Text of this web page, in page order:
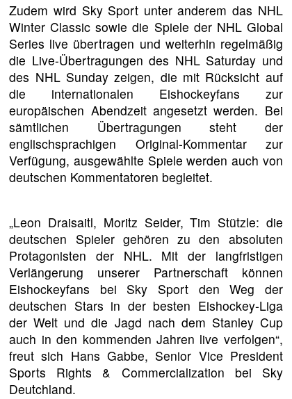
Zudem wird Sky Sport unter anderem das NHL
Winter Classic sowie die Spiele der NHL Global
Series live übertragen und weiterhin regelmäßig
die Live-Übertragungen des NHL Saturday und
des NHL Sunday zeigen, die mit Rücksicht auf
die internationalen Eishockeyfans zur
europäischen Abendzeit angesetzt werden. Bei
sämtlichen Übertragungen steht der
englischsprachigen Original-Kommentar zur
Verfügung, ausgewählte Spiele werden auch von
deutschen Kommentatoren begleitet.
„Leon Draisaitl, Moritz Seider, Tim Stützle: die
deutschen Spieler gehören zu den absoluten
Protagonisten der NHL. Mit der langfristigen
Verlängerung unserer Partnerschaft können
Eishockeyfans bei Sky Sport den Weg der
deutschen Stars in der besten Eishockey-Liga
der Welt und die Jagd nach dem Stanley Cup
auch in den kommenden Jahren live verfolgen“,
freut sich Hans Gabbe, Senior Vice President
Sports Rights & Commercialization bei Sky
Deutchland.